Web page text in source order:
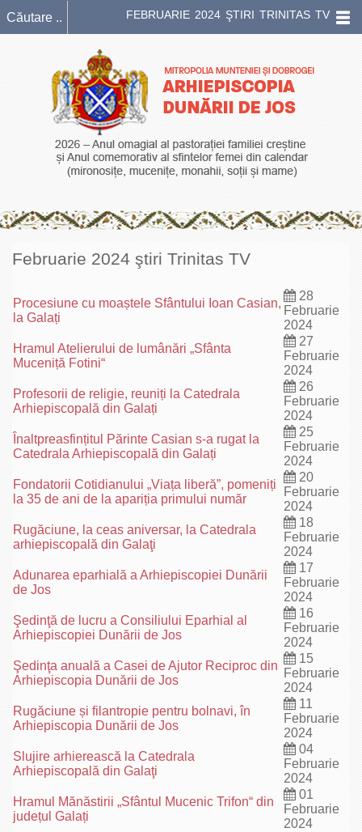
FEBRUARIE 2024 ŞTIRI TRINITAS TV
Februarie 2024 ştiri Trinitas TV
Procesiune cu moaștele Sfântului Ioan Casian,
la Galați
28
Februarie
2024
Hramul Atelierului de lumânări „Sfânta
Muceniță Fotini“
27
Februarie
2024
Profesorii de religie, reuniți la Catedrala
Arhiepiscopală din Galați
26
Februarie
2024
Înaltpreasfințitul Părinte Casian s-a rugat la
Catedrala Arhiepiscopală din Galați
25
Februarie
2024
Fondatorii Cotidianului „Viața liberă”, pomeniți
la 35 de ani de la apariția primului număr
20
Februarie
2024
Rugăciune, la ceas aniversar, la Catedrala
arhiepiscopală din Galaţi
18
Februarie
2024
Adunarea eparhială a Arhiepiscopiei Dunării
de Jos
17
Februarie
2024
Şedinţă de lucru a Consiliului Eparhial al
Arhiepiscopiei Dunării de Jos
16
Februarie
2024
Şedinţa anuală a Casei de Ajutor Reciproc din
Arhiepiscopia Dunării de Jos
15
Februarie
2024
Rugăciune și filantropie pentru bolnavi, în
Arhiepiscopia Dunării de Jos
11
Februarie
2024
Slujire arhierească la Catedrala
Arhiepiscopală din Galaţi
04
Februarie
2024
Hramul Mănăstirii „Sfântul Mucenic Trifon“ din
județul Galați
01
Februarie
2024